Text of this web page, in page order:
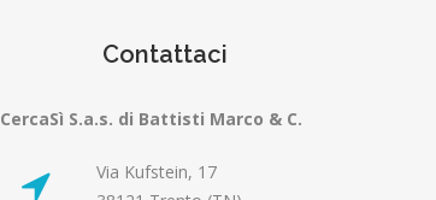
Contattaci
CercaSì S.a.s. di Battisti Marco & C.
Via Kufstein, 17